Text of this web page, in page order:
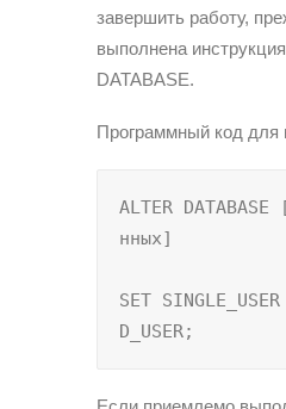
завершить работу,
выполнена
DATABASE.
Программный код для
ALTER
нных]
SET
D_USER;